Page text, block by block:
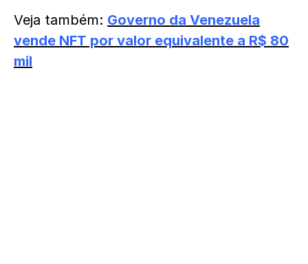
Veja também: Governo da Venezuela
vende NFT por valor equivalente a R$ 80
mil